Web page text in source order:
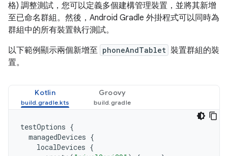
格) 調整測試，您可以定義多個建構管理裝置，並將其新增
至已命名群組。然後，Android Gradle 外掛程式可以同時為
群組中的所有裝置執行測試。
以下範例顯示兩個新增至 phoneAndTablet 裝置群組的裝
置。
Kotlin Groovy
testOptions {
managedDevices {
localDevices {